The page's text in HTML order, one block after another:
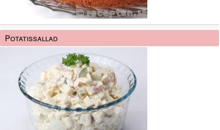
Potatissallad